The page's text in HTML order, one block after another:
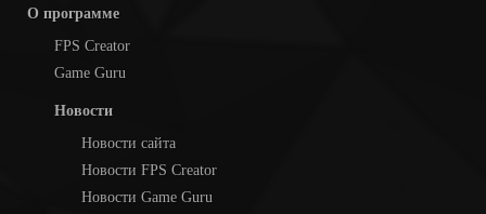
О программе
FPS Creator
Game Guru
Новости
Новости сайта
Новости FPS Creator
Новости Game Guru